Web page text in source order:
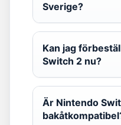
Sverige?
Kan jag
Switch 2 nu?
Är Nintendo